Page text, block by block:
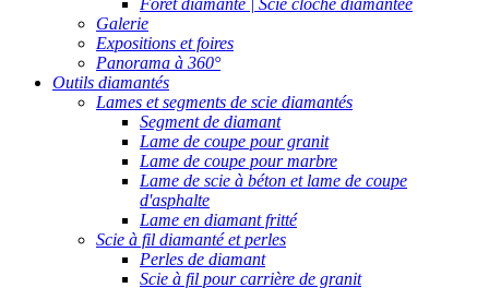
Foret diamanté | Scie cloche diamantée
Galerie
Expositions et foires
Panorama à 360°
Outils diamantés
Lames et segments de scie diamantés
Segment de diamant
Lame de coupe pour granit
Lame de coupe pour marbre
Lame de scie à béton et lame de coupe
d'asphalte
Lame en diamant fritté
Scie à fil diamanté et perles
Perles de diamant
Scie à fil pour carrière de granit